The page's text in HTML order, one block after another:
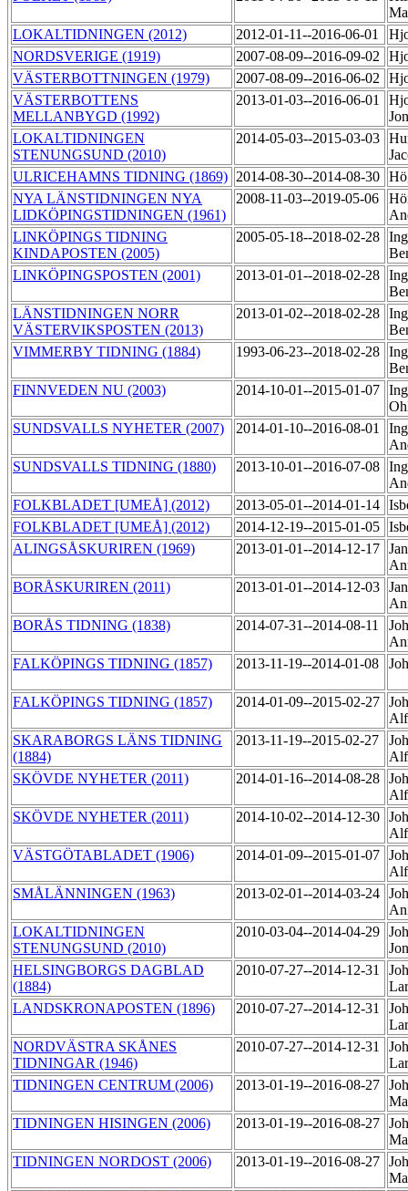
LOKALTIDNINGEN (2012)
2012-01-11--2016-06-01
NORDSVERIGE (1919)
2007-08-09--2016-09-02
VÄSTERBOTTNINGEN (1979)
2007-08-09--2016-06-02
VÄSTERBOTTENS
MELLANBYGD (1992)
2013-01-03--2016-06-01
LOKALTIDNINGEN
STENUNGSUND (2010)
2014-05-03--2015-03-03
ULRICEHAMNS TIDNING (1869) 2014-08-30--2014-08-30
NYA LÄNSTIDNINGEN NYA
LIDKÖPINGSTIDNINGEN (1961)
2008-11-03--2019-05-06
LINKÖPINGS TIDNING
KINDAPOSTEN (2005)
2005-05-18--2018-02-28
LINKÖPINGSPOSTEN (2001)
2013-01-01--2018-02-28
LÄNSTIDNINGEN NORR
VÄSTERVIKSPOSTEN (2013)
2013-01-02--2018-02-28
VIMMERBY TIDNING (1884)
1993-06-23--2018-02-28
FINNVEDEN NU (2003)
2014-10-01--2015-01-07
SUNDSVALLS NYHETER (2007)
2014-01-10--2016-08-01
SUNDSVALLS TIDNING (1880)
2013-10-01--2016-07-08
FOLKBLADET [UMEÅ] (2012)
2013-05-01--2014-01-14
FOLKBLADET [UMEÅ] (2012)
2014-12-19--2015-01-05
ALINGSÅSKURIREN (1969)
2013-01-01--2014-12-17
BORÅSKURIREN (2011)
2013-01-01--2014-12-03
BORÅS TIDNING (1838)
2014-07-31--2014-08-11
FALKÖPINGS TIDNING (1857)
2013-11-19--2014-01-08
FALKÖPINGS TIDNING (1857) 2014-01-09--2015-02-27
SKARABORGS LÄNS TIDNING
(1884)
2013-11-19--2015-02-27
SKÖVDE NYHETER (2011)
2014-01-16--2014-08-28
SKÖVDE NYHETER (2011)
2014-10-02--2014-12-30
VÄSTGÖTABLADET (1906)
2014-01-09--2015-01-07
SMÅLÄNNINGEN (1963)
2013-02-01--2014-03-24
LOKALTIDNINGEN
STENUNGSUND (2010)
2010-03-04--2014-04-29
HELSINGBORGS DAGBLAD
(1884)
2010-07-27--2014-12-31
LANDSKRONAPOSTEN (1896)
2010-07-27--2014-12-31
NORDVÄSTRA SKÅNES
TIDNINGAR (1946)
2010-07-27--2014-12-31
TIDNINGEN CENTRUM (2006)
2013-01-19--2016-08-27
TIDNINGEN HISINGEN (2006)
2013-01-19--2016-08-27
TIDNINGEN NORDOST (2006)
2013-01-19--2016-08-27